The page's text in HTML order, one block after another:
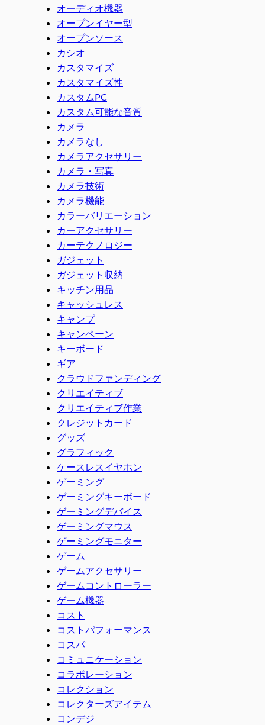
オーディオ機器
オープンイヤー型
オープンソース
カシオ
カスタマイズ
カスタマイズ性
カスタムPC
カスタム可能な音質
カメラ
カメラなし
カメラアクセサリー
カメラ・写真
カメラ技術
カメラ機能
カラーバリエーション
カーアクセサリー
カーテクノロジー
ガジェット
ガジェット収納
キッチン用品
キャッシュレス
キャンプ
キャンペーン
キーボード
ギア
クラウドファンディング
クリエイティブ
クリエイティブ作業
クレジットカード
グッズ
グラフィック
ケースレスイヤホン
ゲーミング
ゲーミングキーボード
ゲーミングデバイス
ゲーミングマウス
ゲーミングモニター
ゲーム
ゲームアクセサリー
ゲームコントローラー
ゲーム機器
コスト
コストパフォーマンス
コスパ
コミュニケーション
コラボレーション
コレクション
コレクターズアイテム
コンデジ